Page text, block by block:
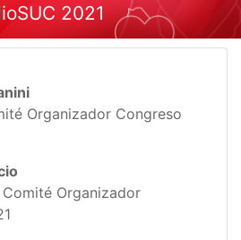
2021
Organizador Congreso
Organizador